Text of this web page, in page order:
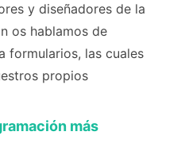
y diseñadores de la
os hablamos de
formularios, las cuales
propios
más